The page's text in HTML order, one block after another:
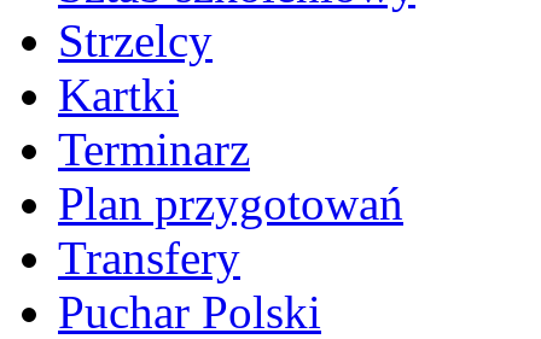
Strzelcy
Kartki
Terminarz
Plan przygotowań
Transfery
Puchar Polski